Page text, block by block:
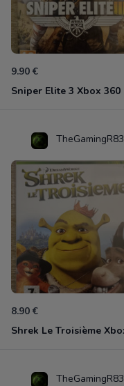
9.90 €
Sniper Elite 3 Xbox 360
TheGamingR83
8.90 €
TheGamingR83